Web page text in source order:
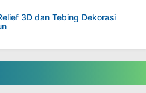
3D dan Tebing Dekorasi